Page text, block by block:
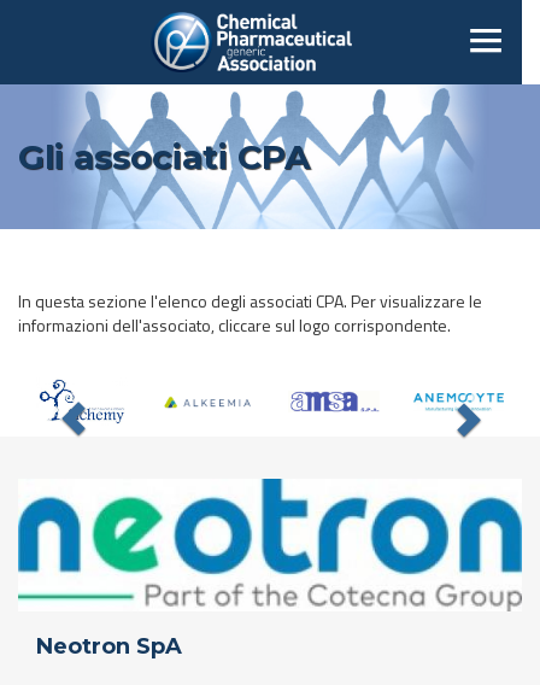
Gli associati CPA
In questa sezione l'elenco degli associati CPA. Per visualizzare le
informazioni dell'associato, cliccare sul logo corrispondente.
Previous
Neotron SpA